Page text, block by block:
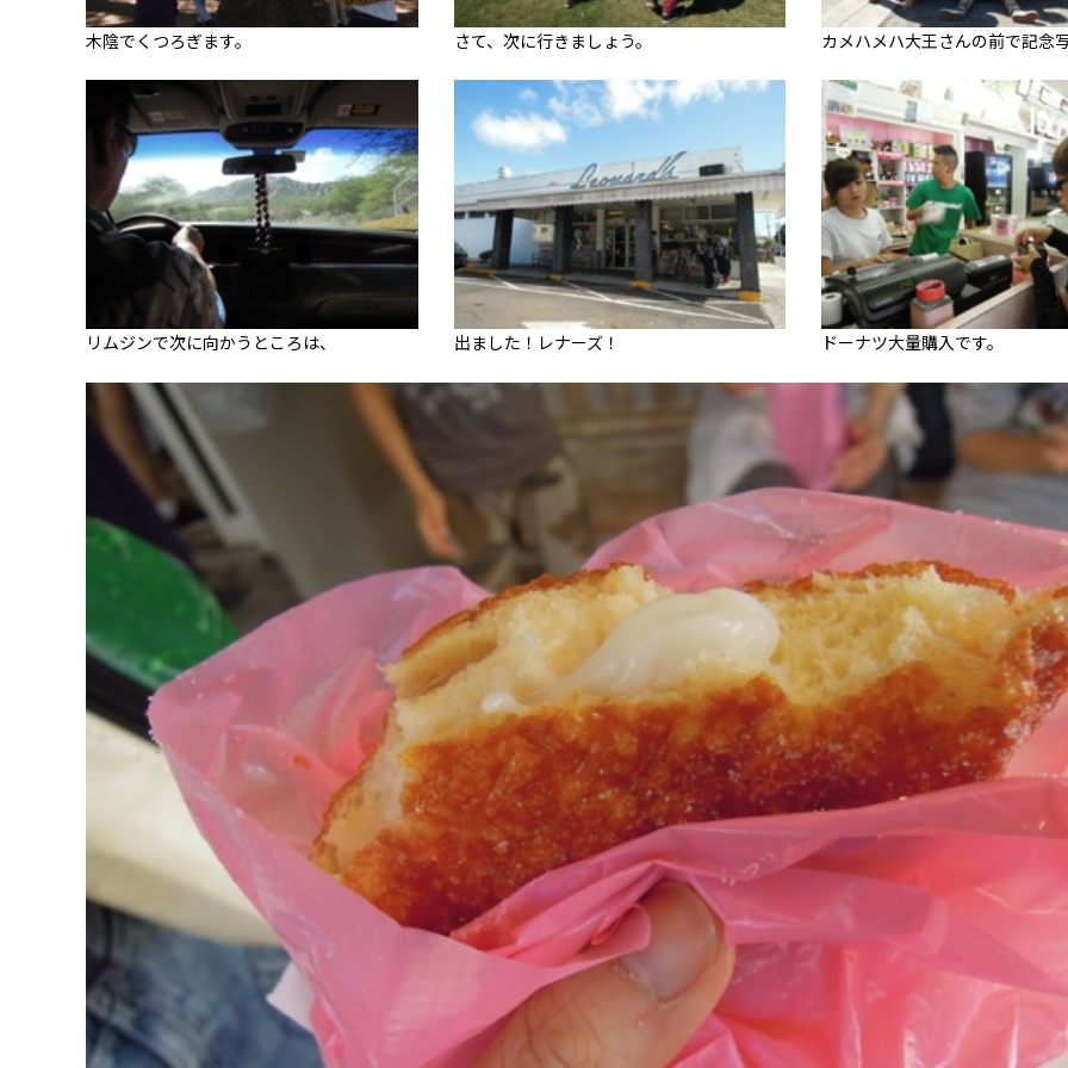
木陰でくつろぎます。 さて、次に行きましょう。 カメハメハ大王さんの前で記念
リムジンで次に向かうところは、 出ました！レナーズ！ ドーナツ大量購入です。